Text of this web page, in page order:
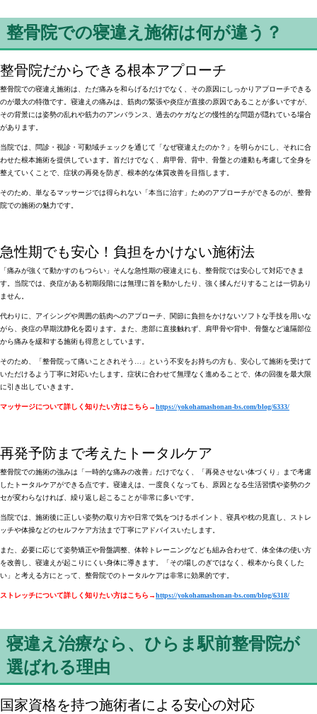
整骨院での寝違え施術は何が違う？
整骨院だからできる根本アプローチ
整骨院での寝違え施術は、ただ痛みを和らげるだけでなく、その原因にしっかりアプローチできる
のが最大の特徴です。寝違えの痛みは、筋肉の緊張や炎症が直接の原因であることが多いですが、
その背景には姿勢の乱れや筋力のアンバランス、過去のケガなどの慢性的な問題が隠れている場合
があります。
当院では、 問診・視診・可動域チェックを通じて「なぜ寝違えたのか？」を明らかにし、それに合
わせた根本施術を提供 しています。首だけでなく、 肩甲骨、背中、骨盤との連動も考慮 して全身を
整えていくことで、症状の再発を防ぎ、根本的な体質改善を目指します。
そのため、単なるマッサージでは得られない「本当に治す」ためのアプローチができるのが、整骨
院での施術の魅力です。
急性期でも安心！負担をかけない施術法
「痛みが強くて動かすのもつらい」そんな急性期の寝違えにも、整骨院では安心して対応できま
す。当院では、 炎症がある初期段階には無理に首を動かしたり、強く揉んだりすることは一切あり
ません。
代わりに、 アイシングや周囲の筋肉へのアプローチ、関節に負担をかけないソフトな手技を用いな
がら、炎症の早期沈静化を図ります。また、患部に直接触れず、 肩甲骨や背中、骨盤など遠隔部位
から痛みを緩和する施術も得意としています。
そのため、「整骨院って痛いことされそう…」という不安をお持ちの方も、 安心して施術を受けて
いただけるよう丁寧に対応いたします。症状に合わせて無理なく進めることで、体の回復を最大限
に引き出していきます。
マッサージについて詳しく知りたい方はこちら→https://yokohamashonan-bs.com/blog/6333/
再発予防まで考えたトータルケア
整骨院での施術の強みは「一時的な痛みの改善」だけでなく、「再発させない体づくり」まで考慮
したトータルケアができる点です。寝違えは、一度良くなっても、原因となる生活習慣や姿勢のク
セが変わらなければ、繰り返し起こることが非常に多いです。
当院では、施術後に正しい姿勢の取り方や日常で気をつけるポイント、寝具や枕の見直し、ストレ
ッチや体操などのセルフケア方法まで丁寧にアドバイスいたします。
また、必要に応じて姿勢矯正や骨盤調整、体幹トレーニングなども組み合わせて、体全体の使い方
を改善 し、寝違えが起こりにくい身体に導きます。「その場しのぎではなく、根本から良くした
い」と考える方にとって、整骨院でのトータルケアは非常に効果的です。
ストレッチについて詳しく知りたい方はこちら→https://yokohamashonan-bs.com/blog/6318/
寝違え治療なら、ひらま駅前整骨院が
選ばれる理由
国家資格を持つ施術者による安心の対応